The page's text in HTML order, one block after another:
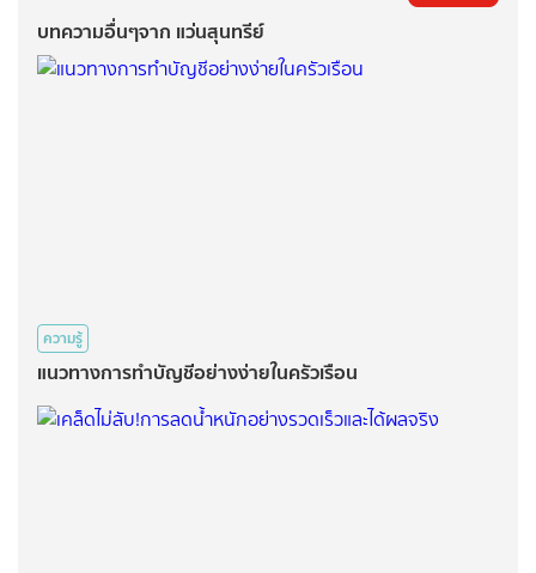
บทความอื่นๆจาก แว่นสุนทรีย์
ความรู้
แนวทางการทำบัญชีอย่างง่ายในครัวเรือน